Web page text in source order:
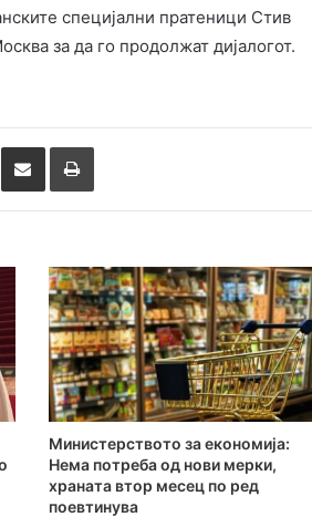
специјални пратеници Стив
за да го продолжат дијалогот.
Сподели преку Е-маил Испринтај
Министерството за економија:
Нема потреба од нови мерки,
храната втор месец по ред
поевтинува